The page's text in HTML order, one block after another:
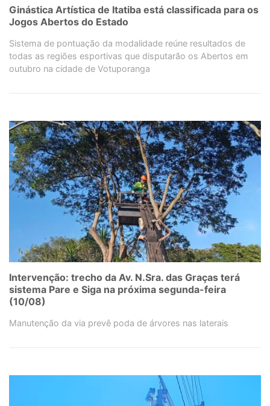
Ginástica Artística de Itatiba está classificada para os
Jogos Abertos do Estado
Sistema de pontuação da modalidade reúne resultados de
todas as regiões esportivas que disputarão os Abertos em
outubro na cidade de Votuporanga
Intervenção: trecho da Av. N.Sra. das Graças terá
sistema Pare e Siga na próxima segunda-feira
(10/08)
Manutenção da via prevê poda de árvores nas laterais